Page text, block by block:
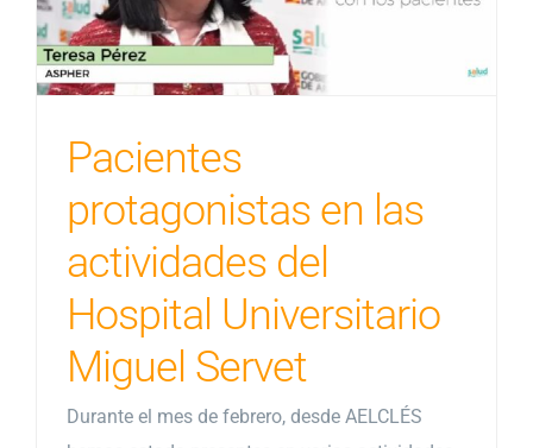
Pacientes
protagonistas en las
actividades del
Hospital Universitario
Miguel Servet
Durante el mes de febrero, desde AELCLÉS